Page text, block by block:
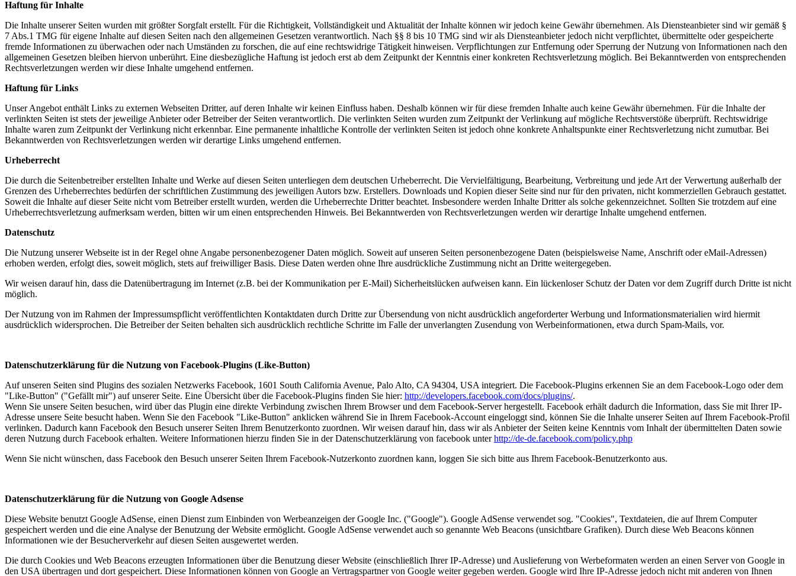
Haftung für Inhalte
Die Inhalte unserer Seiten wurden mit größter Sorgfalt erstellt. Für die Richtigkeit, Vollständigkeit und Aktualität der Inhalte können wir jedoch keine Gewähr übernehmen. Als Diensteanbieter sind wir gemäß §
7 Abs.1 TMG für eigene Inhalte auf diesen Seiten nach den allgemeinen Gesetzen verantwortlich. Nach §§ 8 bis 10 TMG sind wir als Diensteanbieter jedoch nicht verpflichtet, übermittelte oder gespeicherte
fremde Informationen zu überwachen oder nach Umständen zu forschen, die auf eine rechtswidrige Tätigkeit hinweisen. Verpflichtungen zur Entfernung oder Sperrung der Nutzung von Informationen nach den
allgemeinen Gesetzen bleiben hiervon unberührt. Eine diesbezügliche Haftung ist jedoch erst ab dem Zeitpunkt der Kenntnis einer konkreten Rechtsverletzung möglich. Bei Bekanntwerden von entsprechenden
Rechtsverletzungen werden wir diese Inhalte umgehend entfernen.
Haftung für Links
Unser Angebot enthält Links zu externen Webseiten Dritter, auf deren Inhalte wir keinen Einfluss haben. Deshalb können wir für diese fremden Inhalte auch keine Gewähr übernehmen. Für die Inhalte der
verlinkten Seiten ist stets der jeweilige Anbieter oder Betreiber der Seiten verantwortlich. Die verlinkten Seiten wurden zum Zeitpunkt der Verlinkung auf mögliche Rechtsverstöße überprüft. Rechtswidrige
Inhalte waren zum Zeitpunkt der Verlinkung nicht erkennbar. Eine permanente inhaltliche Kontrolle der verlinkten Seiten ist jedoch ohne konkrete Anhaltspunkte einer Rechtsverletzung nicht zumutbar. Bei
Bekanntwerden von Rechtsverletzungen werden wir derartige Links umgehend entfernen.
Urheberrecht
Die durch die Seitenbetreiber erstellten Inhalte und Werke auf diesen Seiten unterliegen dem deutschen Urheberrecht. Die Vervielfältigung, Bearbeitung, Verbreitung und jede Art der Verwertung außerhalb der
Grenzen des Urheberrechtes bedürfen der schriftlichen Zustimmung des jeweiligen Autors bzw. Erstellers. Downloads und Kopien dieser Seite sind nur für den privaten, nicht kommerziellen Gebrauch gestattet.
Soweit die Inhalte auf dieser Seite nicht vom Betreiber erstellt wurden, werden die Urheberrechte Dritter beachtet. Insbesondere werden Inhalte Dritter als solche gekennzeichnet. Sollten Sie trotzdem auf eine
Urheberrechtsverletzung aufmerksam werden, bitten wir um einen entsprechenden Hinweis. Bei Bekanntwerden von Rechtsverletzungen werden wir derartige Inhalte umgehend entfernen.
Datenschutz
Die Nutzung unserer Webseite ist in der Regel ohne Angabe personenbezogener Daten möglich. Soweit auf unseren Seiten personenbezogene Daten (beispielsweise Name, Anschrift oder eMail-Adressen)
erhoben werden, erfolgt dies, soweit möglich, stets auf freiwilliger Basis. Diese Daten werden ohne Ihre ausdrückliche Zustimmung nicht an Dritte weitergegeben.
Wir weisen darauf hin, dass die Datenübertragung im Internet (z.B. bei der Kommunikation per E-Mail) Sicherheitslücken aufweisen kann. Ein lückenloser Schutz der Daten vor dem Zugriff durch Dritte ist nicht
möglich.
Der Nutzung von im Rahmen der Impressumspflicht veröffentlichten Kontaktdaten durch Dritte zur Übersendung von nicht ausdrücklich angeforderter Werbung und Informationsmaterialien wird hiermit
ausdrücklich widersprochen. Die Betreiber der Seiten behalten sich ausdrücklich rechtliche Schritte im Falle der unverlangten Zusendung von Werbeinformationen, etwa durch Spam-Mails, vor.
Datenschutzerklärung für die Nutzung von Facebook-Plugins (Like-Button)
Auf unseren Seiten sind Plugins des sozialen Netzwerks Facebook, 1601 South California Avenue, Palo Alto, CA 94304, USA integriert. Die Facebook-Plugins erkennen Sie an dem Facebook-Logo oder dem
"Like-Button" ("Gefällt mir") auf unserer Seite. Eine Übersicht über die Facebook-Plugins finden Sie hier: http://developers.facebook.com/docs/plugins/.
Wenn Sie unsere Seiten besuchen, wird über das Plugin eine direkte Verbindung zwischen Ihrem Browser und dem Facebook-Server hergestellt. Facebook erhält dadurch die Information, dass Sie mit Ihrer IP-
Adresse unsere Seite besucht haben. Wenn Sie den Facebook "Like-Button" anklicken während Sie in Ihrem Facebook-Account eingeloggt sind, können Sie die Inhalte unserer Seiten auf Ihrem Facebook-Profil
verlinken. Dadurch kann Facebook den Besuch unserer Seiten Ihrem Benutzerkonto zuordnen. Wir weisen darauf hin, dass wir als Anbieter der Seiten keine Kenntnis vom Inhalt der übermittelten Daten sowie
deren Nutzung durch Facebook erhalten. Weitere Informationen hierzu finden Sie in der Datenschutzerklärung von facebook unterhttp://de-de.facebook.com/policy.php
Wenn Sie nicht wünschen, dass Facebook den Besuch unserer Seiten Ihrem Facebook-Nutzerkonto zuordnen kann, loggen Sie sich bitte aus Ihrem Facebook-Benutzerkonto aus.
Datenschutzerklärung für die Nutzung von Google Adsense
Diese Website benutzt Google AdSense, einen Dienst zum Einbinden von Werbeanzeigen der Google Inc. ("Google"). Google AdSense verwendet sog. "Cookies", Textdateien, die auf Ihrem Computer
gespeichert werden und die eine Analyse der Benutzung der Website ermöglicht. Google AdSense verwendet auch so genannte Web Beacons (unsichtbare Grafiken). Durch diese Web Beacons können
Informationen wie der Besucherverkehr auf diesen Seiten ausgewertet werden.
Die durch Cookies und Web Beacons erzeugten Informationen über die Benutzung dieser Website (einschließlich Ihrer IP-Adresse) und Auslieferung von Werbeformaten werden an einen Server von Google in
den USA übertragen und dort gespeichert. Diese Informationen können von Google an Vertragspartner von Google weiter gegeben werden. Google wird Ihre IP-Adresse jedoch nicht mit anderen von Ihnen